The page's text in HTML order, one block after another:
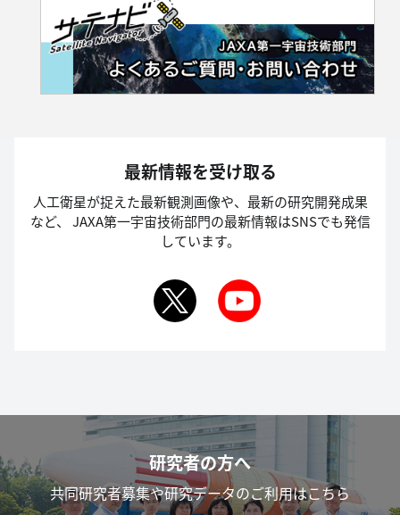
最新情報を受け取る
人工衛星が捉えた最新観測画像や、最新の研究開発成果
など、
JAXA第一宇宙技術部門の最新情報はSNSでも発信
しています。
研究者の方へ
共同研究者募集や研究データのご利用はこちら